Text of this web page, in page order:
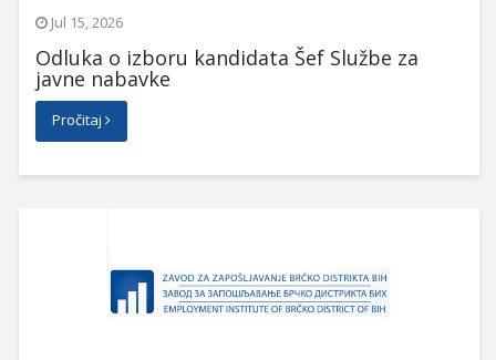
Jul 15, 2026
Odluka o izboru kandidata Šef Službe za
javne nabavke
Pročitaj